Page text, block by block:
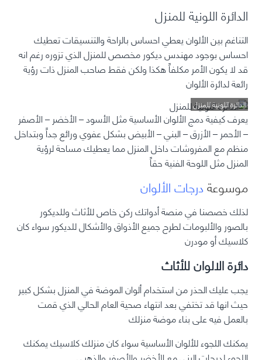
الدائرة اللونية للمنزل
التناغم بين الألوان يعطي احساس بالراحة والتنسيقات تعطيك
احساس بوجود مهندس ديكور مخصص للمنزل الذي تزوره رغم انه
قد لا يكون الأمر مكلفاً هكذا ولكن فقط صاحب المنزل ذات رؤية
رائعة لدائرة الألوان
الدائرة اللونية للمنزل
يعرف كيفية دمج الألوان الأساسية مثل الأسود – الأخضر – الأصفر
– الأحمر – الأزرق – البني – الأبيض بشكل عفوي ورائع جداً وبتداخل
منظم مع المفروشات داخل المنزل مما يعطيك مساحة لرؤية
المنزل مثل اللوحة الفنية حقاً
موسوعةدرجات الألوان
لذلك خصصنا في منصة أدواتك ركن خاص للأثاث وللديكور
بالصور والألبومات لطرح جميع الأذواق والأشكال للديكور سواء كان
كلاسيك أو مودرن
دائرة الالوان للأثاث
يجب عليك الحذر من استخدام ألوان الموضة في المنزل بشكل كبير
حيث انها قد تختفي بعد انتهاء صحية العام الحالي الذي قمت
بالعمل فيه على بناء موضة منزلك
يمكنك اللجوء للألوان الأساسية سواء كان منزلك كلاسيك يمكنك